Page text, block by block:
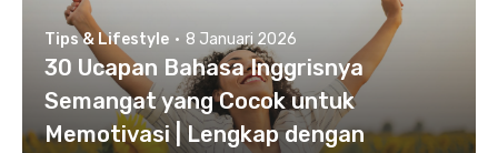
Tips & Lifestyle · 8 Januari 2026
30 Ucapan Bahasa Inggrisnya
Semangat yang Cocok untuk
Memotivasi | Lengkap dengan